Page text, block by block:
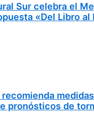
Sur celebra el
«Del Libro al
recomienda medidas
pronósticos de